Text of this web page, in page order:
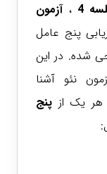
،آزمون
پنج عامل
شده. در این
نئو آشنا
یک از پنج